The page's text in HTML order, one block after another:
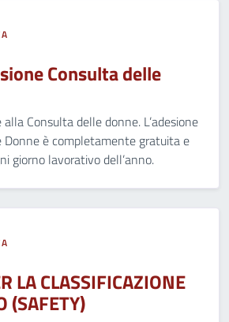
Consulta delle
Consulta delle donne. L’adesione
Donne è completamente gratuita e
giorno lavorativo dell’anno.
LA CLASSIFICAZIONE
(SAFETY)